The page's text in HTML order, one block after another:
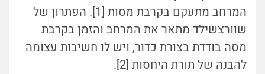
המרחב מתעקם בקרבת מסות [1]. הפתרון של
שוורצשילד מתאר את המרחב והזמן בקרבת
מסה בודדת בצורת כדור, ויש לו חשיבות עצומה
להבנה של תורת היחסות [2].